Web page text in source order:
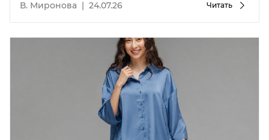
В. Миронова | 24.07.26 Читать